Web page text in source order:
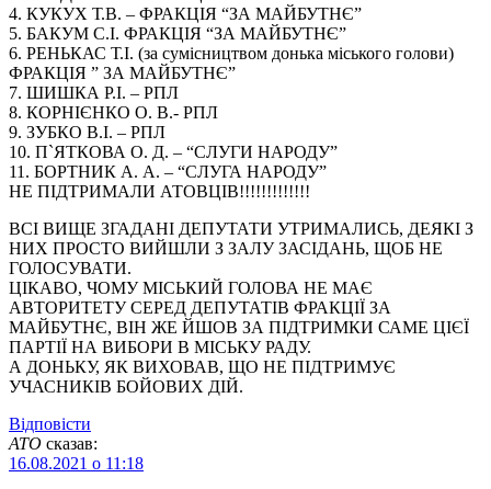
4. КУКУХ Т.В. – ФРАКЦІЯ “ЗА МАЙБУТНЄ”
5. БАКУМ С.І. ФРАКЦІЯ “ЗА МАЙБУТНЄ”
6. РЕНЬКАС Т.І. (за сумісництвом донька міського голови)
ФРАКЦІЯ ” ЗА МАЙБУТНЄ”
7. ШИШКА Р.І. – РПЛ
8. КОРНІЄНКО О. В.- РПЛ
9. ЗУБКО В.І. – РПЛ
10. П`ЯТКОВА О. Д. – “СЛУГИ НАРОДУ”
11. БОРТНИК А. А. – “СЛУГА НАРОДУ”
НЕ ПІДТРИМАЛИ АТОВЦІВ!!!!!!!!!!!!!
ВСІ ВИЩЕ ЗГАДАНІ ДЕПУТАТИ УТРИМАЛИСЬ, ДЕЯКІ З
НИХ ПРОСТО ВИЙШЛИ З ЗАЛУ ЗАСІДАНЬ, ЩОБ НЕ
ГОЛОСУВАТИ.
ЦІКАВО, ЧОМУ МІСЬКИЙ ГОЛОВА НЕ МАЄ
АВТОРИТЕТУ СЕРЕД ДЕПУТАТІВ ФРАКЦІЇ ЗА
МАЙБУТНЄ, ВІН ЖЕ ЙШОВ ЗА ПІДТРИМКИ САМЕ ЦІЄЇ
ПАРТІЇ НА ВИБОРИ В МІСЬКУ РАДУ.
А ДОНЬКУ, ЯК ВИХОВАВ, ЩО НЕ ПІДТРИМУЄ
УЧАСНИКІВ БОЙОВИХ ДІЙ.
Відповіcти
АТО сказав:
16.08.2021 о 11:18